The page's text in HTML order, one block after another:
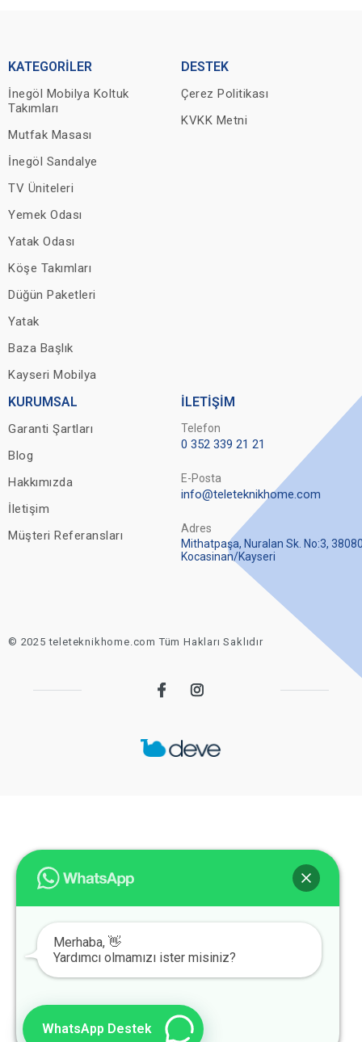
KATEGORİLER
İnegöl Mobilya Koltuk
Takımları
Mutfak Masası
İnegöl Sandalye
TV Üniteleri
Yemek Odası
Yatak Odası
Köşe Takımları
Düğün Paketleri
Yatak
Baza Başlık
Kayseri Mobilya
DESTEK
Çerez Politikası
KVKK Metni
KURUMSAL
Garanti Şartları
Blog
Hakkımızda
İletişim
Müşteri Referansları
İLETİŞİM
Telefon
0 352 339 21 21
E-Posta
info@teleteknikhome.com
Adres
Mithatpaşa, Nuralan Sk. No:3,
Kocasinan/Kayseri
© 2025 teleteknikhome.com Tüm Hakları Saklıdır
WhatsApp Destek
Merhaba, 👋
Yardımcı olmamızı ister misiniz?